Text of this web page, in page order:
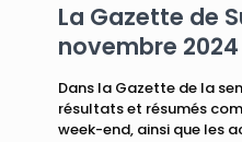
La Gazette de
novembre 2024
Dans la Gazette de la
résultats et résumés
week-end, ainsi que les